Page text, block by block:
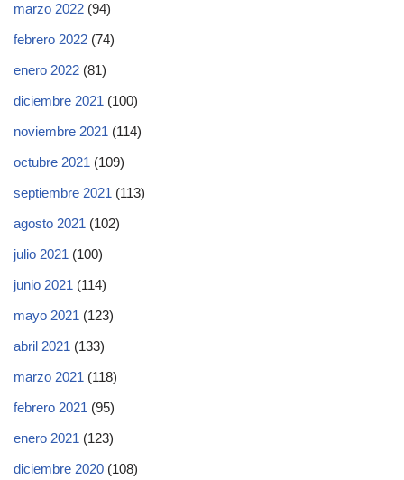
marzo 2022 (94)
febrero 2022 (74)
enero 2022 (81)
diciembre 2021 (100)
noviembre 2021 (114)
octubre 2021 (109)
septiembre 2021 (113)
agosto 2021 (102)
julio 2021 (100)
junio 2021 (114)
mayo 2021 (123)
abril 2021 (133)
marzo 2021 (118)
febrero 2021 (95)
enero 2021 (123)
diciembre 2020 (108)